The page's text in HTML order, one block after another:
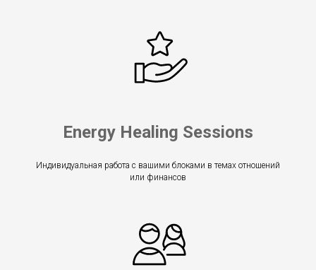
Energy Healing Sessions
Индивидуальная работа с вашими блоками в темах отношений
или финансов